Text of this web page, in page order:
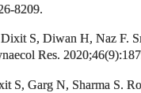
8209.
S, Diwan H, Naz F.
Res.
S, Garg N, Sharma S.